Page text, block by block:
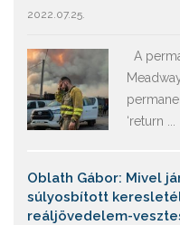
2022.07.25.
A
‘return ...
Oblath Gábor: Mivel
súlyosbított
reáljövedelem-